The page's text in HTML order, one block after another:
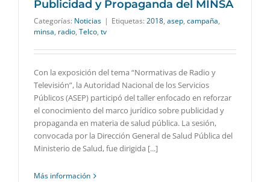
Publicidad y Propaganda del MINSA
Categorías: Noticias | Etiquetas: 2018, asep, campaña,
minsa, radio, Telco, tv
Con la exposición del tema “Normativas de Radio y
Televisión”, la Autoridad Nacional de los Servicios
Públicos (ASEP) participó del taller enfocado en reforzar
el conocimiento del marco jurídico sobre publicidad y
propaganda en materia de salud pública. La sesión,
convocada por la Dirección General de Salud Pública del
Ministerio de Salud, fue dirigida [...]
Más información